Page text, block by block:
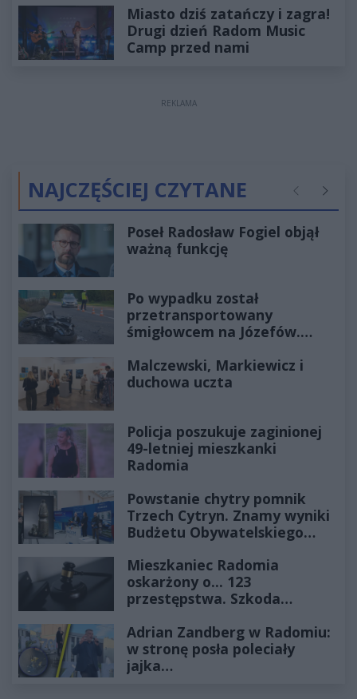
Miasto dziś zatańczy i zagra!
Drugi dzień Radom Music
Camp przed nami
REKLAMA
NAJCZĘŚCIEJ CZYTANE Poprzednie
Poseł Radosław Fogiel objął
ważną funkcję
Po wypadku został
przetransportowany
śmigłowcem na Józefów.
Malczewski, Markiewicz i
duchowa uczta
Policja poszukuje zaginionej
49-letniej mieszkanki
Radomia
Powstanie chytry pomnik
Trzech Cytryn. Znamy wyniki
Budżetu Obywatelskiego
Mieszkaniec Radomia
oskarżony o... 123
przestępstwa. Szkoda
złotych
Adrian Zandberg w Radomiu:
w stronę posła poleciały
jajka…